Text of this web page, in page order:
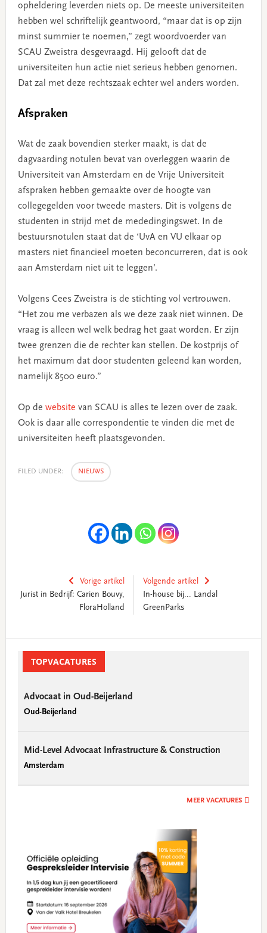
opheldering leverden niets op. De meeste universiteiten
hebben wel schriftelijk geantwoord, “maar dat is op zijn
minst summier te noemen,” zegt woordvoerder van
SCAU Zweistra desgevraagd. Hij gelooft dat de
universiteiten hun actie niet serieus hebben genomen.
Dat zal met deze rechtszaak echter wel anders worden.
Afspraken
Wat de zaak bovendien sterker maakt, is dat de
dagvaarding notulen bevat van overleggen waarin de
Universiteit van Amsterdam en de Vrije Universiteit
afspraken hebben gemaakte over de hoogte van
collegegelden voor tweede masters. Dit is volgens de
studenten in strijd met de mededingingswet. In de
bestuursnotulen staat dat de ‘UvA en VU elkaar op
masters niet financieel moeten beconcurreren, dat is ook
aan Amsterdam niet uit te leggen’.
Volgens Cees Zweistra is de stichting vol vertrouwen.
“Het zou me verbazen als we deze zaak niet winnen. De
vraag is alleen wel welk bedrag het gaat worden. Er zijn
twee grenzen die de rechter kan stellen. De kostprijs of
het maximum dat door studenten geleend kan worden,
namelijk 8500 euro.”
Op de website van SCAU is alles te lezen over de zaak.
Ook is daar alle correspondentie te vinden die met de
universiteiten heeft plaatsgevonden.
FILED UNDER: NIEUWS
Vorige artikel
Jurist in Bedrijf: Carien Bouvy,
FloraHolland
Volgende artikel
In-house bij... Landal
GreenParks
SidebarTOPVACATURES
Advocaat in Oud-Beijerland
Oud-Beijerland
Mid-Level Advocaat Infrastructure & Construction
Amsterdam
MEER VACATURES